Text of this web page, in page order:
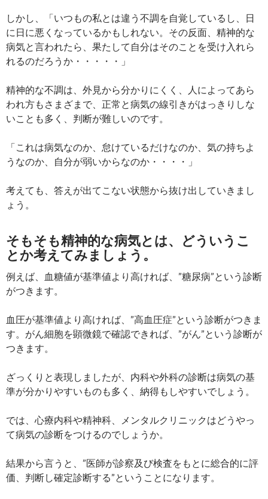
しかし、「いつもの私とは違う不調を自覚しているし、日
に日に悪くなっているかもしれない。その反面、精神的な
病気と言われたら、果たして自分はそのことを受け入れら
れるのだろうか・・・・・」
精神的な不調は、外見から分かりにくく、人によってあら
われ方もさまざまで、正常と病気の線引きがはっきりしな
いことも多く、判断が難しいのです。
「これは病気なのか、怠けているだけなのか、気の持ちよ
うなのか、自分が弱いからなのか・・・・」
考えても、答えが出てこない状態から抜け出していきまし
ょう。
そもそも精神的な病気とは、どういうこ
とか考えてみましょう。
例えば、血糖値が基準値より高ければ、”糖尿病”という診断
がつきます。
血圧が基準値より高ければ、”高血圧症”という診断がつきま
す。がん細胞を顕微鏡で確認できれば、”がん”という診断が
つきます。
ざっくりと表現しましたが、内科や外科の診断は病気の基
準が分かりやすいものも多く、納得もしやすいでしょう。
では、心療内科や精神科、メンタルクリニックはどうやっ
て病気の診断をつけるのでしょうか。
結果から言うと、”医師が診察及び検査をもとに総合的に評
価、判断し確定診断する”ということになります。